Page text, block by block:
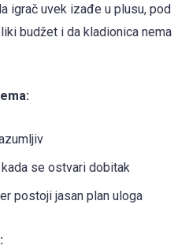
igrač uvek izađe u plusu, pod
budžet i da kladionica nema
se ostvari dobitak
postoji jasan plan uloga